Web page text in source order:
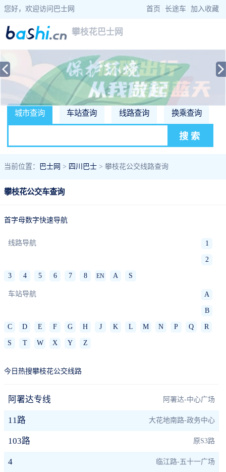
您好，欢迎访问巴士网 首页 长途车 加入收藏
攀枝花巴士网
城市查询 车站查询 线路查询 换乘查询
当前位置： 巴士网 > 四川巴士 > 攀枝花公交线路查询
攀枝花公交车查询
首字母数字快速导航
线路导航 1
2
3 4 5 6 7 8 EN A S
车站导航 A
B
C D E F G H J K L M N P Q R
S T W X Y Z
今日热搜攀枝花公交线路
阿署达专线 阿署达-中心广场
11路 大花地南路-政务中心
103路 原S3路
4 临江路-五十一广场